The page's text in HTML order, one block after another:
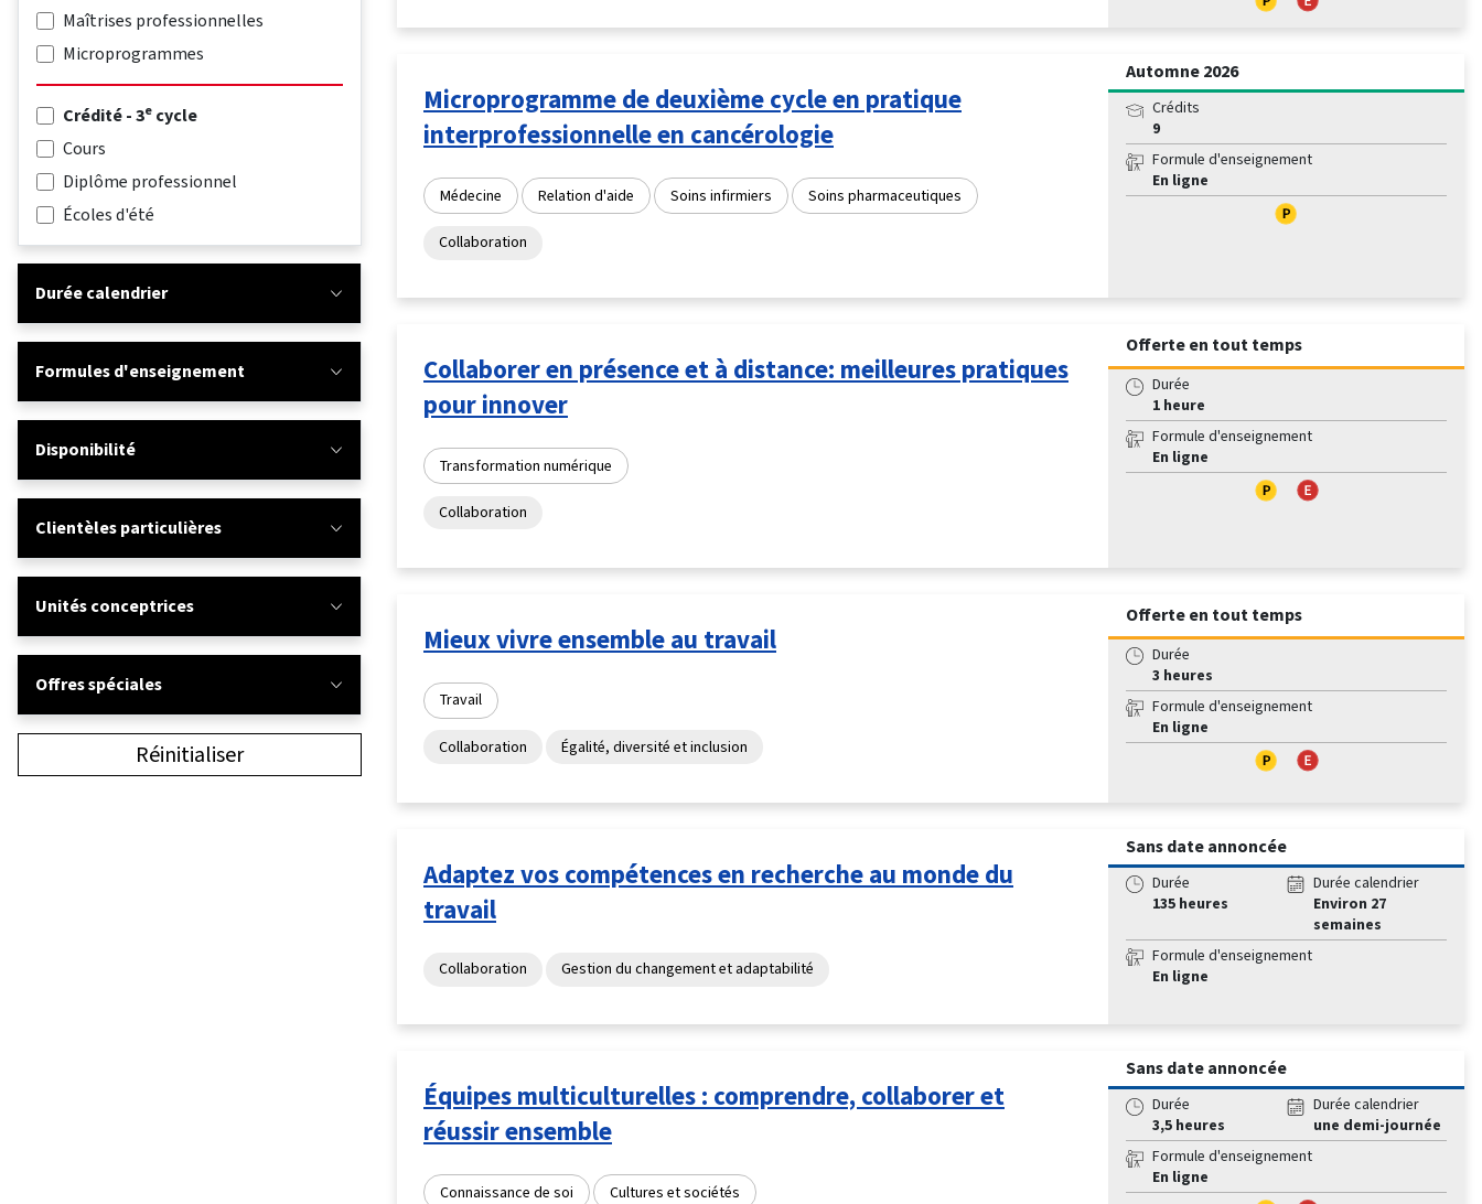
Maîtrises professionnelles
Microprogrammes
Crédité - 3e cycle
Cours
Diplôme professionnel
Écoles d'été
Durée calendrier
Formules d'enseignement
Disponibilité
Clientèles particulières
Unités conceptrices
Offres spéciales
Réinitialiser
Microprogramme de deuxième cycle en pratique
interprofessionnelle en cancérologie
Médecine Relation d'aide Soins infirmiers Soins pharmaceutiques
Collaboration
Automne 2026
Crédits
9
Formule d'enseignement
En ligne
Collaborer en présence et à distance: meilleures pratiques
pour innover
Transformation numérique
Collaboration
Offerte en tout temps
Durée
1 heure
Formule d'enseignement
En ligne
Mieux vivre ensemble au travail
Travail
Collaboration Égalité, diversité et inclusion
Offerte en tout temps
Durée
3 heures
Formule d'enseignement
En ligne
Adaptez vos compétences en recherche au monde du
travail
Collaboration Gestion du changement et adaptabilité
Sans date annoncée
Durée
135 heures
Durée calendrier
Environ 27
semaines
Formule d'enseignement
En ligne
Équipes multiculturelles : comprendre, collaborer et
réussir ensemble
Connaissance de soi Cultures et sociétés
Sans date annoncée
Durée
3,5 heures
Durée calendrier
une demi-journée
Formule d'enseignement
En ligne